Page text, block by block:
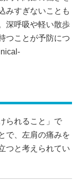
みすぎないことも
深呼吸や軽い散歩
つことが予防につ
られること」で
で、左肩の痛みを
つと考えられてい